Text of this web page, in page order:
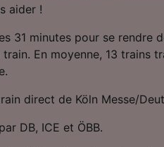
aider !
31 minutes pour se rendre
En moyenne, 13 trains
direct de Köln Messe/
DB, ICE et ÖBB.